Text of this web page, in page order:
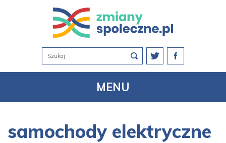
MENU
samochody elektryczne